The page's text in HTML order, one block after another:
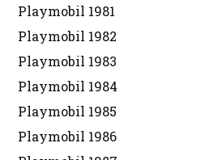
Playmobil 1981
Playmobil 1982
Playmobil 1983
Playmobil 1984
Playmobil 1985
Playmobil 1986